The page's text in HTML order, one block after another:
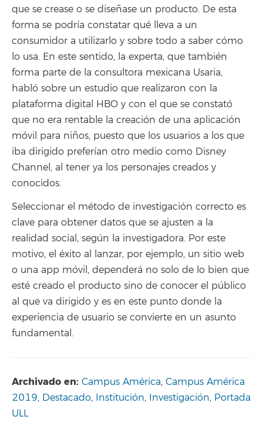
que se crease o se diseñase un producto. De esta
forma se podría constatar qué lleva a un
consumidor a utilizarlo y sobre todo a saber cómo
lo usa. En este sentido, la experta, que también
forma parte de la consultora mexicana Usaria,
habló sobre un estudio que realizaron con la
plataforma digital HBO y con el que se constató
que no era rentable la creación de una aplicación
móvil para niños, puesto que los usuarios a los que
iba dirigido preferían otro medio como Disney
Channel, al tener ya los personajes creados y
conocidos.
Seleccionar el método de investigación correcto es
clave para obtener datos que se ajusten a la
realidad social, según la investigadora. Por este
motivo, el éxito al lanzar, por ejemplo, un sitio web
o una app móvil, dependerá no solo de lo bien que
esté creado el producto sino de conocer el público
al que va dirigido y es en este punto donde la
experiencia de usuario se convierte en un asunto
fundamental.
Archivado en: Campus América, Campus América
2019, Destacado, Institución, Investigación, Portada
ULL